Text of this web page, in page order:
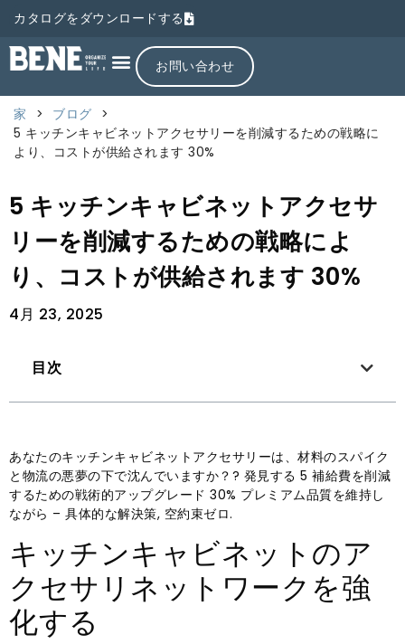
カタログをダウンロードする
お問い合わせ
家 > ブログ >
5 キッチンキャビネットアクセサリーを削減するための戦略に
より、コストが供給されます 30%
5 キッチンキャビネットアクセサ
リーを削減するための戦略によ
り、コストが供給されます 30%
4月 23, 2025
目次
あなたのキッチンキャビネットアクセサリーは、材料のスパイク
と物流の悪夢の下で沈んでいますか？? 発見する 5 補給費を削減
するための戦術的アップグレード 30% プレミアム品質を維持し
ながら – 具体的な解決策, 空約束ゼロ.
キッチンキャビネットのア
クセサリネットワークを強
化する